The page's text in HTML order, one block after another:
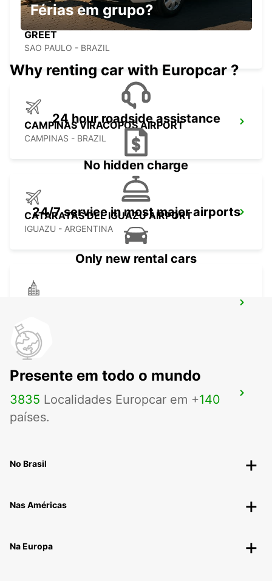
GUARULHOS AIRPORT MEET AND
GREET
SAO PAULO - BRAZIL
CAMPINAS VIRACOPOS AIRPORT
CAMPINAS - BRAZIL
CATARATAS DEL IGUAZU AIRPORT
IGUAZU - ARGENTINA
DURAZNO CITY
DURAZNO - URUGUAY
Férias em grupo?
Why renting car with Europcar ?
24 hour roadside assistance
No hidden charge
24/7 service in most major airports
Only new rental cars
Presente em todo o mundo
3835 Localidades Europcar em +140
países.
No Brasil
Nas Américas
Na Europa